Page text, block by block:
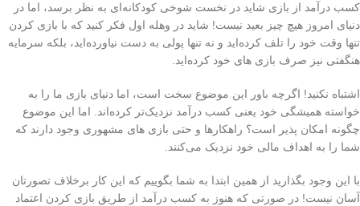
کسب درآمد از بازی شاید در نخست شوخی کودکانه‌ای به نظر برسد، اما در
دنیای امروز هیچ چیز بعید نیست! شاید در وهله اول فکر کنید که با بازی کردن
تنها وقت خود را تلف کرده‌اید و نه تنها پولی به دست نیاورده‌اید، بلکه سرمایه
هنگفتی نیز صرف بازی های خود کرده‌اید.
اشتباه نکنید! اگرچه باور این موضوع سخت است، اما دنیای بازی ما را به
خواسته همیشگی خود یعنی کسب درآمد نزدیک‌تر کرده‌اند. اما این موضوع
چگونه امکان پذیر است؟ راهکارها و حتی بازی های مشهوری وجود دارند که
شما را به اهداف مالی خود نزدیک می‌کنند.
با این وجود بگذارید از همین ابتدا به شما بگوییم که این کار برخلاف تصورتان
آسان نیست! در صورتی که هنوز به کسب درآمد از طریق بازی کردن اعتماد